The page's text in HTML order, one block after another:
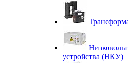
устройства (НКУ)